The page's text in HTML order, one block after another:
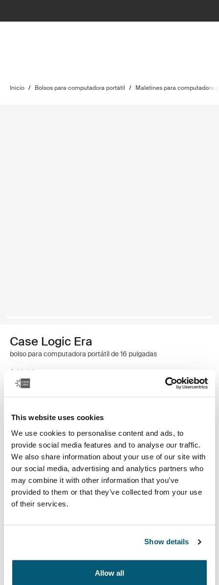
This website uses cookies
We use cookies to personalise content and ads, to
provide social media features and to analyse our traffic.
We also share information about your use of our site with
our social media, advertising and analytics partners who
may combine it with other information that you’ve
provided to them or that they’ve collected from your use
of their services.
Show details
Allow all
Inicio / Bolsos para computadora portátil / Maletines para computadora
Case Logic Era
bolso para computadora portátil de 16 pulgadas
$49.99
Un bolso profesional para computadora portátil con